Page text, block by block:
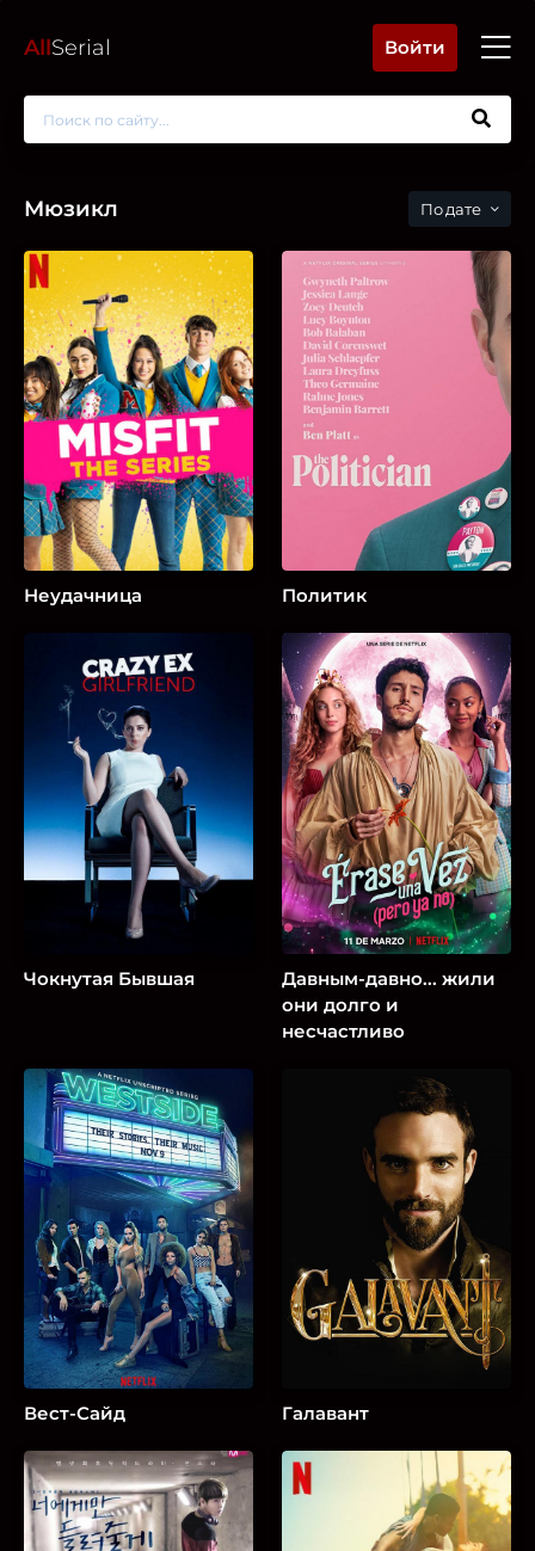
AllSerial Войти
Мюзикл дате
Неудачница Политик
Чокнутая Бывшая
Давным-давно... жили
они долго и
несчастливо
Вест-Сайд Галавант